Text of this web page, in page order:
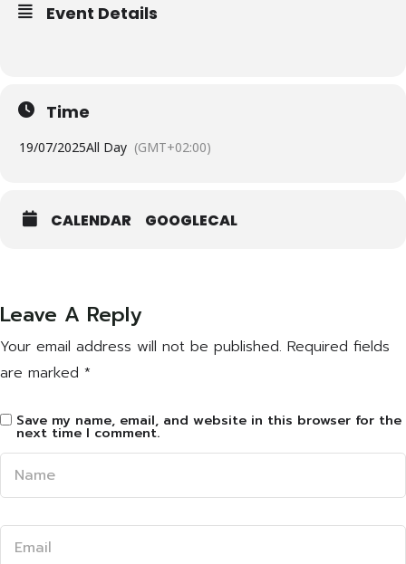
Event Details
Time
19/07/2025All Day (GMT+02:00)
CALENDAR GOOGLECAL
Leave A Reply
Your email address will not be published. Required fields
are marked *
Save my name, email, and website in this browser for the
next time I comment.